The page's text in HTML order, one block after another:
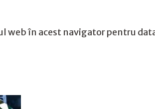
în acest navigator pentru